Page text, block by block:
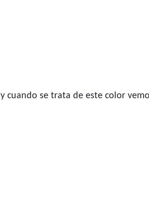
y cuando se trata de este color